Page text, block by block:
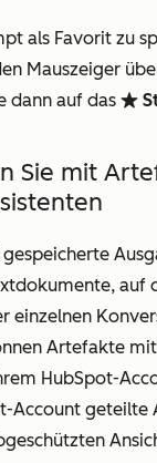
als Favorit zu
Mauszeiger
dann auf das favorite
Sie mit
auf
einzelnen
Artefakte
HubSpot-
Account geteilte